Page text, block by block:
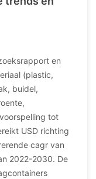
en
(plastic,
buidel,
tot
USD richting
cagr van
2022-2030. De